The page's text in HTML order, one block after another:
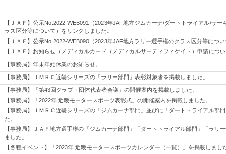
【ＪＡＦ】公示No.2022-WEB091（2023年JAF地方ジムカーナ/ダートトライアル/サー
ラス区分等について）をリンクしました。
【ＪＡＦ】公示No.2022-WEB090（2023年JAF地方ラリー選手権のクラス区分等につい
【ＪＡＦ】お知らせ（メディカルカード（メディカルサーティフィケイト）申請につい
【事務局】年末年始休業のお知らせ。
【事務局】ＪＭＲＣ近畿シリーズの「ラリー部門」表彰対象者を掲載しました。
【事務局】「第43回クラブ・団体代表者会議」の開催案内を掲載しました。
【事務局】「2022年 近畿モータースポーツ表彰式」の開催案内を掲載しました。
【事務局】ＪＭＲＣ近畿シリーズの「ジムカーナ部門」並びに「ダートトライアル部
た。
【事務局】ＪＡＦ地方選手権の「ジムカーナ部門」「ダートトライアル部門」「ラリ
ました。
【各種イベント】「2023年 近畿モータースポーツカレンダー（一覧）」を掲載しました